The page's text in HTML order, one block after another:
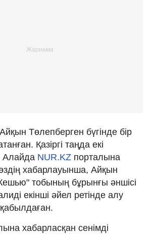
Төлепберген бүгінде бір
Қазіргі таңда екі
Алайда NUR.KZ порталына
хабарлауынша, Айқын
тобының бұрынғы әншісі
екінші әйел ретінде алу
хабарласқан сенімді